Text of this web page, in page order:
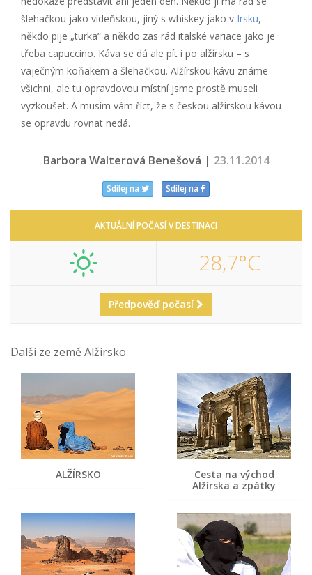
šlehačkou jako vídeňskou, jiný s whiskey jako v Irsku,
někdo pije „turka“ a někdo zas rád italské variace jako je
třeba capuccino. Káva se dá ale pít i po alžírsku – s
vaječným koňakem a šlehačkou. Alžírskou kávu známe
všichni, ale tu opravdovou místní jsme prostě museli
vyzkoušet. A musím vám říct, že s českou alžírskou kávou
se opravdu rovnat nedá.
Barbora Walterová Benešová | 23.11.2014
Sdílej na Sdílej na
AKTUÁLNÍ POČASÍ V DESTINACI
28,7°C
Předpověď počasí
Další ze země Alžírsko
ALŽÍRSKO
Cesta na východ
Alžírska a zpátky